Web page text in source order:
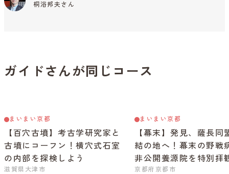
桐浴邦夫さん
ガイドさんが同じコース
まいまい京都
【百穴古墳】考古学研究家と
古墳にコーフン！横穴式石室
の内部を探検しよう
滋賀県大津市
まいまい京都
【幕末】発見、薩長同
結の地へ！幕末の野戦
非公開養源院を特別拝
京都府京都市